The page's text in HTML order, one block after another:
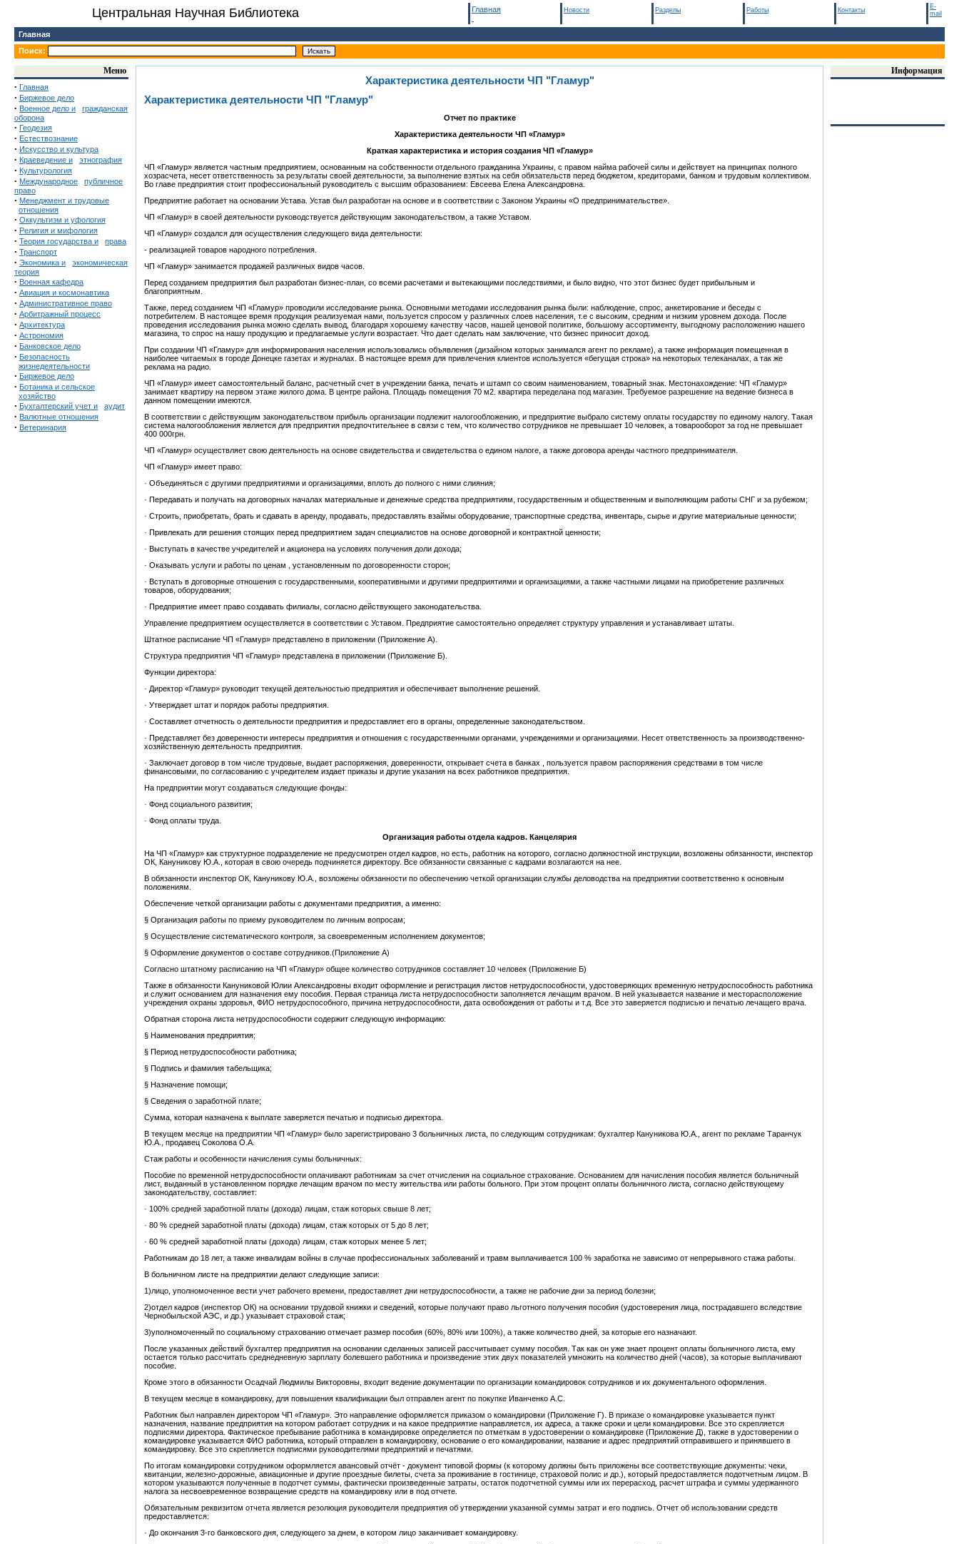
Центральная Научная Библиотека Главная Новости Разделы Работы Контакты
E-
mail
Главная
Поиск:
Меню
· Главная
· Биржевое дело
· Военное дело и
гражданская
оборона
· Геодезия
· Естествознание
· Искусство и культура
· Краеведение и этнография
· Культурология
· Международное
публичное
право
· Менеджмент и трудовые
отношения
· Оккультизм и уфология
· Религия и мифология
· Теория государства и права
· Транспорт
· Экономика и
экономическая
теория
· Военная кафедра
· Авиация и космонавтика
· Административное право
· Арбитражный процесс
· Архитектура
· Астрономия
· Банковское дело
· Безопасность
жизнедеятельности
· Биржевое дело
· Ботаника и сельское
хозяйство
· Бухгалтерский учет и аудит
· Валютные отношения
· Ветеринария
Характеристика деятельности ЧП "Гламур"
Характеристика деятельности ЧП "Гламур"
Отчет по практике
Характеристика деятельности ЧП «Гламур»
Краткая характеристика и история созданияЧП «Гламур»
ЧП «Гламур» является частным предприятием, основанным на собственности отдельного гражданина Украины, с правом найма рабочей силы и действует на принципах полного
хозрасчета, несет ответственность за результаты своей деятельности, за выполнение взятых на себя обязательств перед бюджетом, кредиторами, банком и трудовым коллективом.
Во главе предприятия стоит профессиональный руководитель с высшим образованием: Евсеева Елена Александровна.
Предприятие работает на основании Устава. Устав был разработан на основе и в соответствии с Законом Украины «О предпринимательстве».
ЧП «Гламур» в своей деятельности руководствуется действующим законодательством, а также Уставом.
ЧП «Гламур» создался для осуществления следующего вида деятельности:
- реализацией товаров народного потребления.
ЧП «Гламур» занимается продажей различных видов часов.
Перед созданием предприятия был разработан бизнес-план, со всеми расчетами и вытекающими последствиями, и было видно, что этот бизнес будет прибыльным и
благоприятным.
Также, перед созданием ЧП «Гламур» проводили исследование рынка. Основными методами исследования рынка были: наблюдение, спрос, анкетирование и беседы с
потребителем. В настоящее время продукция реализуемая нами, пользуется спросом у различных слоев населения, т.е с высоким, средним и низким уровнем дохода. После
проведения исследования рынка можно сделать вывод, благодаря хорошему качеству часов, нашей ценовой политике, большому ассортименту, выгодному расположению нашего
магазина, то спрос на нашу продукцию и предлагаемые услуги возрастает. Что дает сделать нам заключение, что бизнес приносит доход.
При создании ЧП «Гламур» для информирования населения использовались объявления (дизайном которых занимался агент по рекламе), а также информация помещенная в
наиболее читаемых в городе Донецке газетах и журналах. В настоящее время для привлечения клиентов используется «бегущая строка» на некоторых телеканалах, а так же
реклама на радио.
ЧП «Гламур» имеет самостоятельный баланс, расчетный счет в учреждении банка, печать и штамп со своим наименованием, товарный знак. Местонахождение: ЧП «Гламур»
занимает квартиру на первом этаже жилого дома. В центре района. Площадь помещения 70 м2. квартира переделана под магазин. Требуемое разрешение на ведение бизнеса в
данном помещении имеются.
В соответствии с действующим законодательством прибыль организации подлежит налогообложению, и предприятие выбрало систему оплаты государству по единому налогу. Такая
система налогообложения является для предприятия предпочтительнее в связи с тем, что количество сотрудников не превышает 10 человек, а товарооборот за год не превышает
400 000грн.
ЧП «Гламур» осуществляет свою деятельность на основе свидетельства и свидетельства о едином налоге, а также договора аренды частного предпринимателя.
ЧП «Гламур» имеет право:
· Объединяться с другими предприятиями и организациями, вплоть до полного с ними слияния;
· Передавать и получать на договорных началах материальные и денежные средства предприятиям, государственным и общественным и выполняющим работы СНГ и за рубежом;
· Строить, приобретать, брать и сдавать в аренду, продавать, предоставлять взаймы оборудование, транспортные средства, инвентарь, сырье и другие материальные ценности;
· Привлекать для решения стоящих перед предприятием задач специалистов на основе договорной и контрактной ценности;
· Выступать в качестве учредителей и акционера на условиях получения доли дохода;
· Оказывать услуги и работы по ценам , установленным по договоренности сторон;
· Вступать в договорные отношения с государственными, кооперативными и другими предприятиями и организациями, а также частными лицами на приобретение различных
товаров, оборудования;
· Предприятие имеет право создавать филиалы, согласно действующего законодательства.
Управление предприятием осуществляется в соответствии с Уставом. Предприятие самостоятельно определяет структуру управления и устанавливает штаты.
Штатное расписание ЧП «Гламур» представлено в приложении (Приложение А).
Структура предприятия ЧП «Гламур» представлена в приложении (Приложение Б).
Функции директора:
· Директор «Гламур» руководит текущей деятельностью предприятия и обеспечивает выполнение решений.
· Утверждает штат и порядок работы предприятия.
· Составляет отчетность о деятельности предприятия и предоставляет его в органы, определенные законодательством.
· Представляет без доверенности интересы предприятия и отношения с государственными органами, учреждениями и организациями. Несет ответственность за производственно-
хозяйственную деятельность предприятия.
· Заключает договор в том числе трудовые, выдает распоряжения, доверенности, открывает счета в банках , пользуется правом распоряжения средствами в том числе
финансовыми, по согласованию с учредителем издает приказы и другие указания на всех работников предприятия.
На предприятии могут создаваться следующие фонды:
· Фонд социального развития;
· Фонд оплаты труда.
Организация работы отдела кадров. Канцелярия
На ЧП «Гламур» как структурное подразделение не предусмотрен отдел кадров, но есть, работник на которого, согласно должностной инструкции, возложены обязанности, инспектор
ОК, Кануникову Ю.А., которая в свою очередь подчиняется директору. Все обязанности связанные с кадрами возлагаются на нее.
В обязанности инспектор ОК, Кануникову Ю.А., возложены обязанности по обеспечению четкой организации службы деловодства на предприятии соответственно к основным
положениям.
Обеспечение четкой организации работы с документами предприятия, а именно:
§ Организация работы по приему руководителем по личным вопросам;
§ Осуществление систематического контроля, за своевременным исполнением документов;
§ Оформление документов о составе сотрудников.(Приложение А)
Согласно штатному расписанию на ЧП «Гламур» общее количество сотрудников составляет 10 человек (Приложение Б)
Также в обязанности Кануниковой Юлии Александровны входит оформление и регистрация листов нетрудоспособности, удостоверяющих временную нетрудоспособность работника
и служит основанием для назначения ему пособия. Первая страница листа нетрудоспособности заполняется лечащим врачом. В ней указывается название и месторасположение
учреждения охраны здоровья, ФИО нетрудоспособного, причина нетрудоспособности, дата освобождения от работы и т.д. Все это заверяется подписью и печатью лечащего врача.
Обратная сторона листа нетрудоспособности содержит следующую информацию:
§ Наименования предприятия;
§ Период нетрудоспособности работника;
§ Подпись и фамилия табельщика;
§ Назначение помощи;
§ Сведения о заработной плате;
Сумма, которая назначена к выплате заверяется печатью и подписью директора.
В текущем месяце на предприятии ЧП «Гламур» было зарегистрировано 3 больничных листа, по следующим сотрудникам: бухгалтер Кануникова Ю.А., агент по рекламе Таранчук
Ю.А., продавец Соколова О.А.
Стаж работы и особенности начисления сумы больничных:
Пособие по временной нетрудоспособности оплачивают работникам за счет отчисления на социальное страхование. Основанием для начисления пособия является больничный
лист, выданный в установленном порядке лечащим врачом по месту жительства или работы больного. При этом процент оплаты больничного листа, согласно действующему
законодательству, составляет:
· 100% средней заработной платы (дохода) лицам, стаж которых свыше 8 лет;
· 80 % средней заработной платы (дохода) лицам, стаж которых от 5 до 8 лет;
· 60 % средней заработной платы (дохода) лицам, стаж которых менее 5 лет;
Работникам до 18 лет, а также инвалидам войны в случае профессиональных заболеваний и травм выплачивается 100 % заработка не зависимо от непрерывного стажа работы.
В больничном листе на предприятии делают следующие записи:
1)лицо, уполномоченное вести учет рабочего времени, предоставляет дни нетрудоспособности, а также не рабочие дни за период болезни;
2)отдел кадров (инспектор ОК) на основании трудовой книжки и сведений, которые получают право льготного получения пособия (удостоверения лица, пострадавшего вследствие
Чернобыльской АЭС, и др.) указывает страховой стаж;
3)уполномоченный по социальному страхованию отмечает размер пособия (60%, 80% или 100%), а также количество дней, за которые его назначают.
После указанных действий бухгалтер предприятия на основании сделанных записей рассчитывает сумму пособия. Так как он уже знает процент оплаты больничного листа, ему
остается только рассчитать среднедневную зарплату болевшего работника и произведение этих двух показателей умножить на количество дней (часов), за которые выплачивают
пособие.
Кроме этого в обязанности Осадчай Людмилы Викторовны, входит ведение документации по организации командировок сотрудников и их документального оформления.
В текущем месяце в командировку, для повышения квалификации был отправлен агент по покупке Иванченко А.С.
Работник был направлен директором ЧП «Гламур». Это направление оформляется приказом о командировки (Приложение Г). В приказе о командировке указывается пункт
назначения, название предприятия на котором работает сотрудник и на какое предприятие направляется, их адреса, а также сроки и цели командировки. Все это скрепляется
подписями директора. Фактическое пребывание работника в командировке определяется по отметкам в удостоверении о командировке (Приложение Д), также в удостоверении о
командировке указывается ФИО работника, который отправлен в командировку, основание о его командировании, название и адрес предприятий отправившего и принявшего в
командировку. Все это скрепляется подписями руководителями предприятий и печатями.
По итогам командировки сотрудником оформляется авансовый отчёт - документ типовой формы (к которому должны быть приложены все соответствующие документы: чеки,
квитанции, железно-дорожные, авиационные и другие проездные билеты, счета за проживание в гостинице, страховой полис и др.), который предоставляется подотчетным лицом. В
котором указываются полученные в подотчет суммы, фактически произведенные затраты, остаток подотчетной суммы или их перерасход, расчет штрафа и суммы удержанного
налога за несвоевременное возвращение средств на командировку или в под отчете.
Обязательным реквизитом отчета является резолюция руководителя предприятия об утверждении указанной суммы затрат и его подпись. Отчет об использовании средств
предоставляется:
· До окончания 3-го банковского дня, следующего за днем, в котором лицо заканчивает командировку.
Информация